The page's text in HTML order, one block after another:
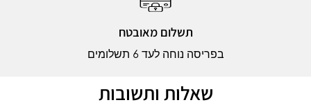
תשלום מאובטח
בפריסה נוחה לעד 6 תשלומים
שאלות ותשובות